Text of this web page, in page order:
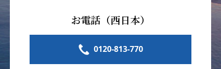
お電話（西日本）
0120-813-770